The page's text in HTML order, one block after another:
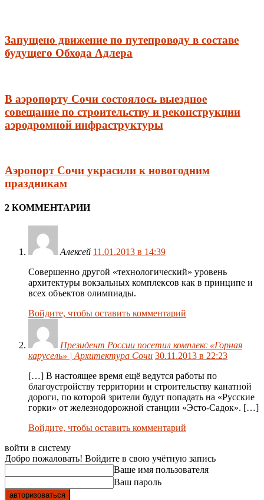
Запущено движение по путепроводу в составе
будущего Обхода Адлера
В аэропорту Сочи состоялось выездное
совещание по строительству и реконструкции
аэродромной инфраструктуры
Аэропорт Сочи украсили к новогодним
праздникам
2 КОММЕНТАРИИ
Алексей 11.01.2013 в 14:39
Совершенно другой «технологический» уровень
архитектуры вокзальных комплексов как в принципе и
всех объектов олимпиады.
Войдите, чтобы оставить комментарий
Президент России посетил комплекс «Горная
карусель» | Архитектура Сочи 30.11.2013 в 22:23
[…] В настоящее время ещё ведутся работы по
благоустройству территории и строительству канатной
дороги, по которой зрители будут попадать на «Русские
горки» от железнодорожной станции «Эсто-Садок». […]
Войдите, чтобы оставить комментарий
войти в систему
Добро пожаловать! Войдите в свою учётную запись
Ваше имя пользователя
Ваш пароль